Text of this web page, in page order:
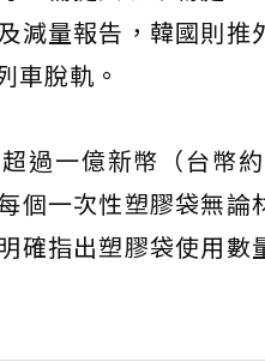
減量報告，韓國則推
車脫軌。
過一億新幣（台幣
個一次性塑膠袋無
確指出塑膠袋使用